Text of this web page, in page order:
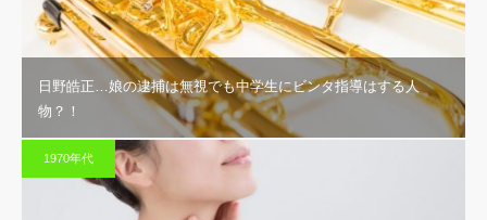
日野皓正…娘の逮捕は無視でも中学生にビンタ指導はする人
物？！
1970年代